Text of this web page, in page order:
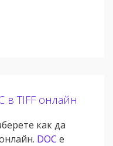
в TIFF онлайн
как да
DOC е